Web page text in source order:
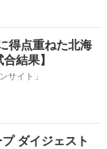
得点重ねた北海
結果】
サイト」
ダイジェスト